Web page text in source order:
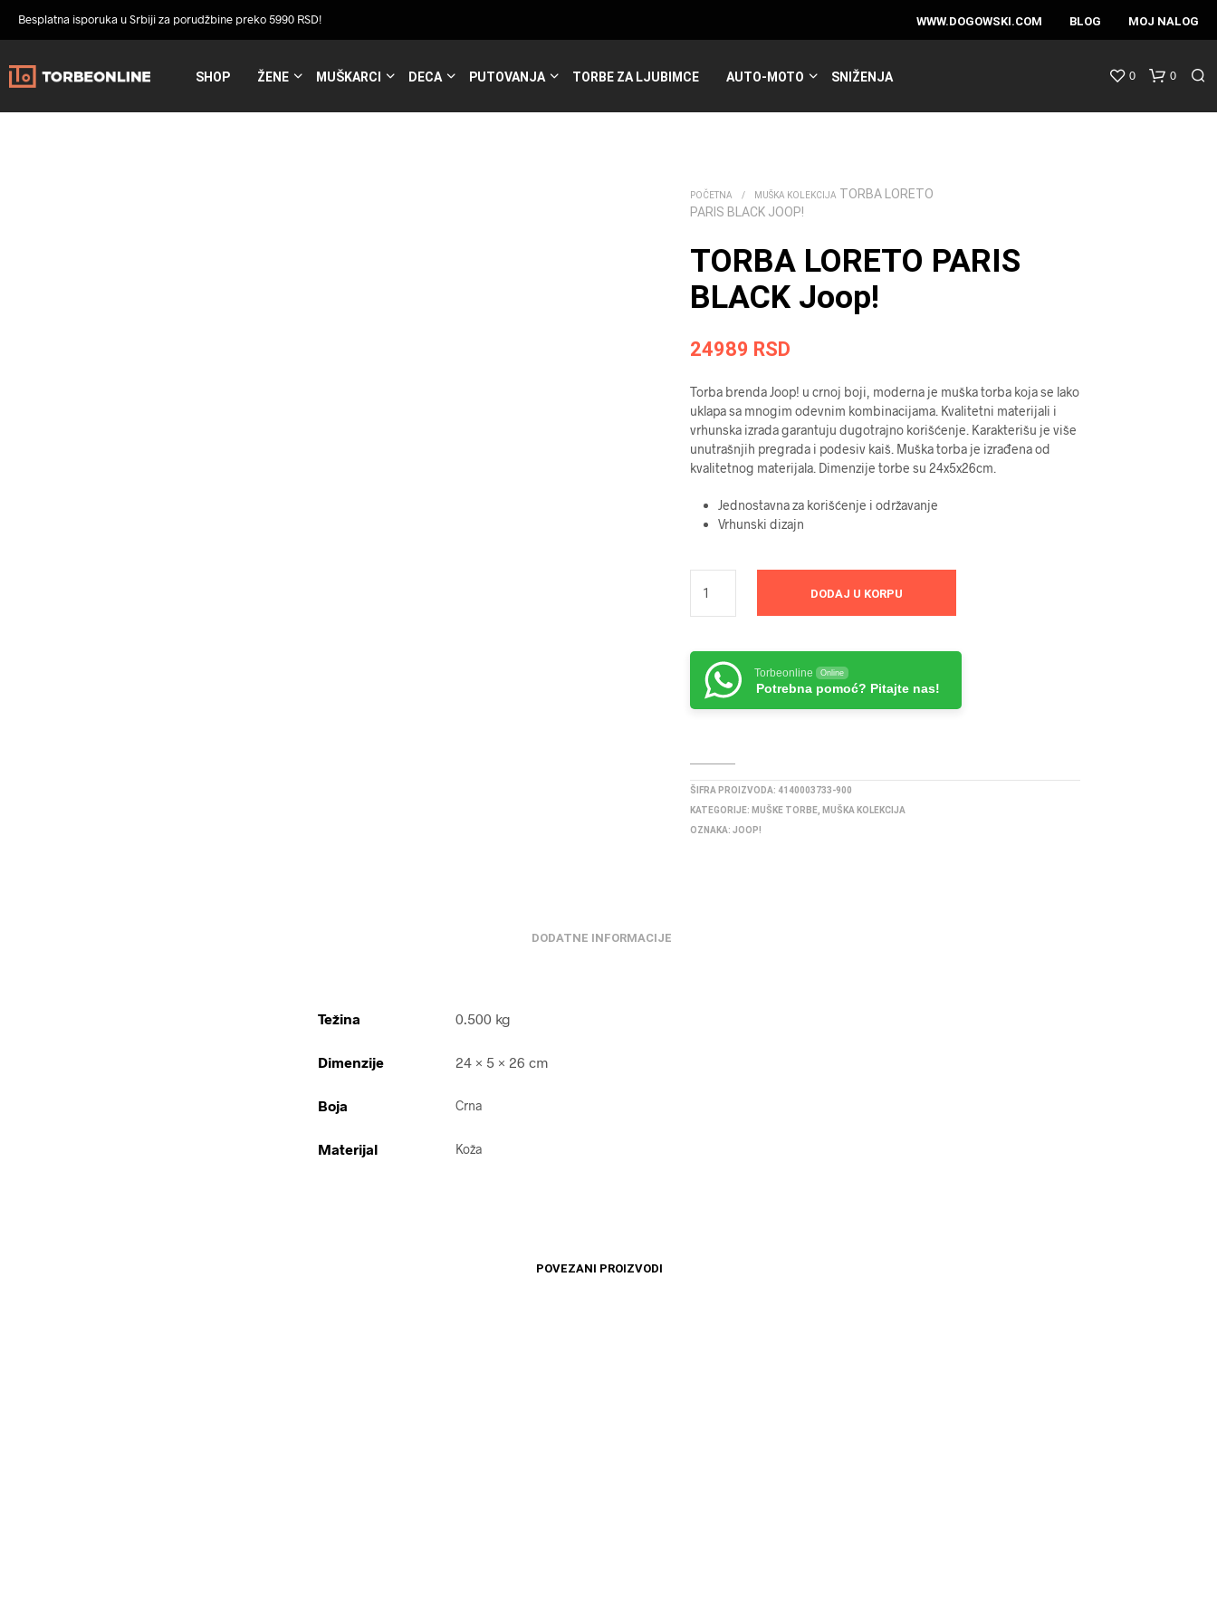
Besplatna isporuka u Srbiji za porudžbine preko 5990 RSD! WWW.DOGOWSKI.COM BLOG MOJ NALOG
SHOP ŽENE MUŠKARCI DECA PUTOVANJA TORBE ZA LJUBIMCE AUTO-MOTO SNIŽENJA 0 0
POČETNA / MUŠKA KOLEKCIJA TORBA LORETO
PARIS BLACK JOOP!
TORBA LORETO PARIS
BLACK Joop!
24989 RSD
Torba brenda Joop! u crnoj boji, moderna je muška torba koja se lako
uklapa sa mnogim odevnim kombinacijama. Kvalitetni materijali i
vrhunska izrada garantuju dugotrajno korišćenje. Karakterišu je više
unutrašnjih pregrada i podesiv kaiš. Muška torba je izrađena od
kvalitetnog materijala. Dimenzije torbe su 24x5x26cm.
Jednostavna za korišćenje i održavanje
Vrhunski dizajn
DODAJ U KORPU
Torbeonline Online
Potrebna pomoć? Pitajte nas!
ŠIFRA PROIZVODA: 4140003733-900
KATEGORIJE: MUŠKE TORBE
MUŠKA KOLEKCIJA
OZNAKA:JOOP!
DODATNE INFORMACIJE
Težina 0.500 kg
Dimenzije 24 × 5 × 26 cm
Boja Crna
Materijal Koža
POVEZANI PROIZVODI